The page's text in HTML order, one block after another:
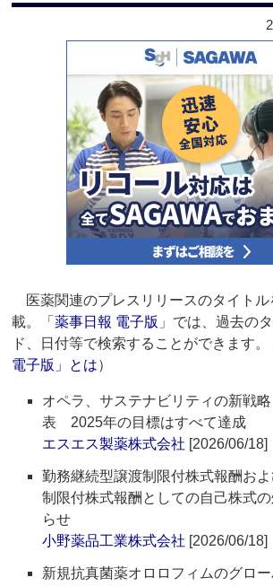
医薬関連のプレスリリースのタイトル
載。「薬事日報 電子版 」では、過去の
ド、日付等で検索することができます
電子版」とは）
オペラ、サステナビリティの新戦
表 2025年の目標はすべて達成
エスエス製薬株式会社 [2026/06/18]
勤務継続型譲渡制限付株式報酬お
制限付株式報酬としての自己株式
らせ
小野薬品工業株式会社 [2026/06/18]
新規抗真菌薬オロロフィムのグロ